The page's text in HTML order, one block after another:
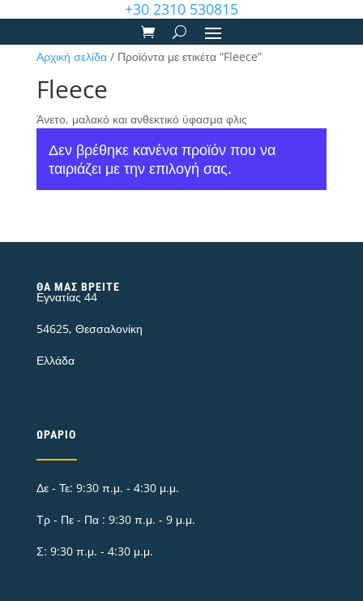
+30 2310 530815
Αρχική σελίδα/ Προϊόντα με ετικέτα “Fleece”
Fleece
Άνετο, μαλακό και ανθεκτικό ύφασμα φλις
Δεν βρέθηκε κανένα προϊόν που να
ταιριάζει με την επιλογή σας.
ΘΑ ΜΑΣ ΒΡΕΊΤΕ
Εγνατίας 44
54625, Θεσσαλονίκη
Ελλάδα
ΩΡΆΡΙΟ
Δε - Τε: 9:30 π.μ. - 4:30 μ.μ.
Τρ - Πε - Πα : 9:30 π.μ. - 9 μ.μ.
Σ: 9:30 π.μ. - 4:30 μ.μ.